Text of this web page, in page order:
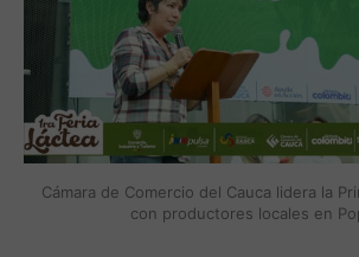
Cámara de Comercio del Cauca lidera la
con productores locales en